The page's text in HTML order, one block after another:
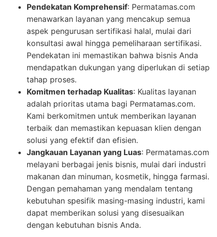
Pendekatan Komprehensif: Permatamas.com
menawarkan layanan yang mencakup semua
aspek pengurusan sertifikasi halal, mulai dari
konsultasi awal hingga pemeliharaan sertifikasi.
Pendekatan ini memastikan bahwa bisnis Anda
mendapatkan dukungan yang diperlukan di setiap
tahap proses.
Komitmen terhadap Kualitas: Kualitas layanan
adalah prioritas utama bagi Permatamas.com.
Kami berkomitmen untuk memberikan layanan
terbaik dan memastikan kepuasan klien dengan
solusi yang efektif dan efisien.
Jangkauan Layanan yang Luas: Permatamas.com
melayani berbagai jenis bisnis, mulai dari industri
makanan dan minuman, kosmetik, hingga farmasi.
Dengan pemahaman yang mendalam tentang
kebutuhan spesifik masing-masing industri, kami
dapat memberikan solusi yang disesuaikan
dengan kebutuhan bisnis Anda.